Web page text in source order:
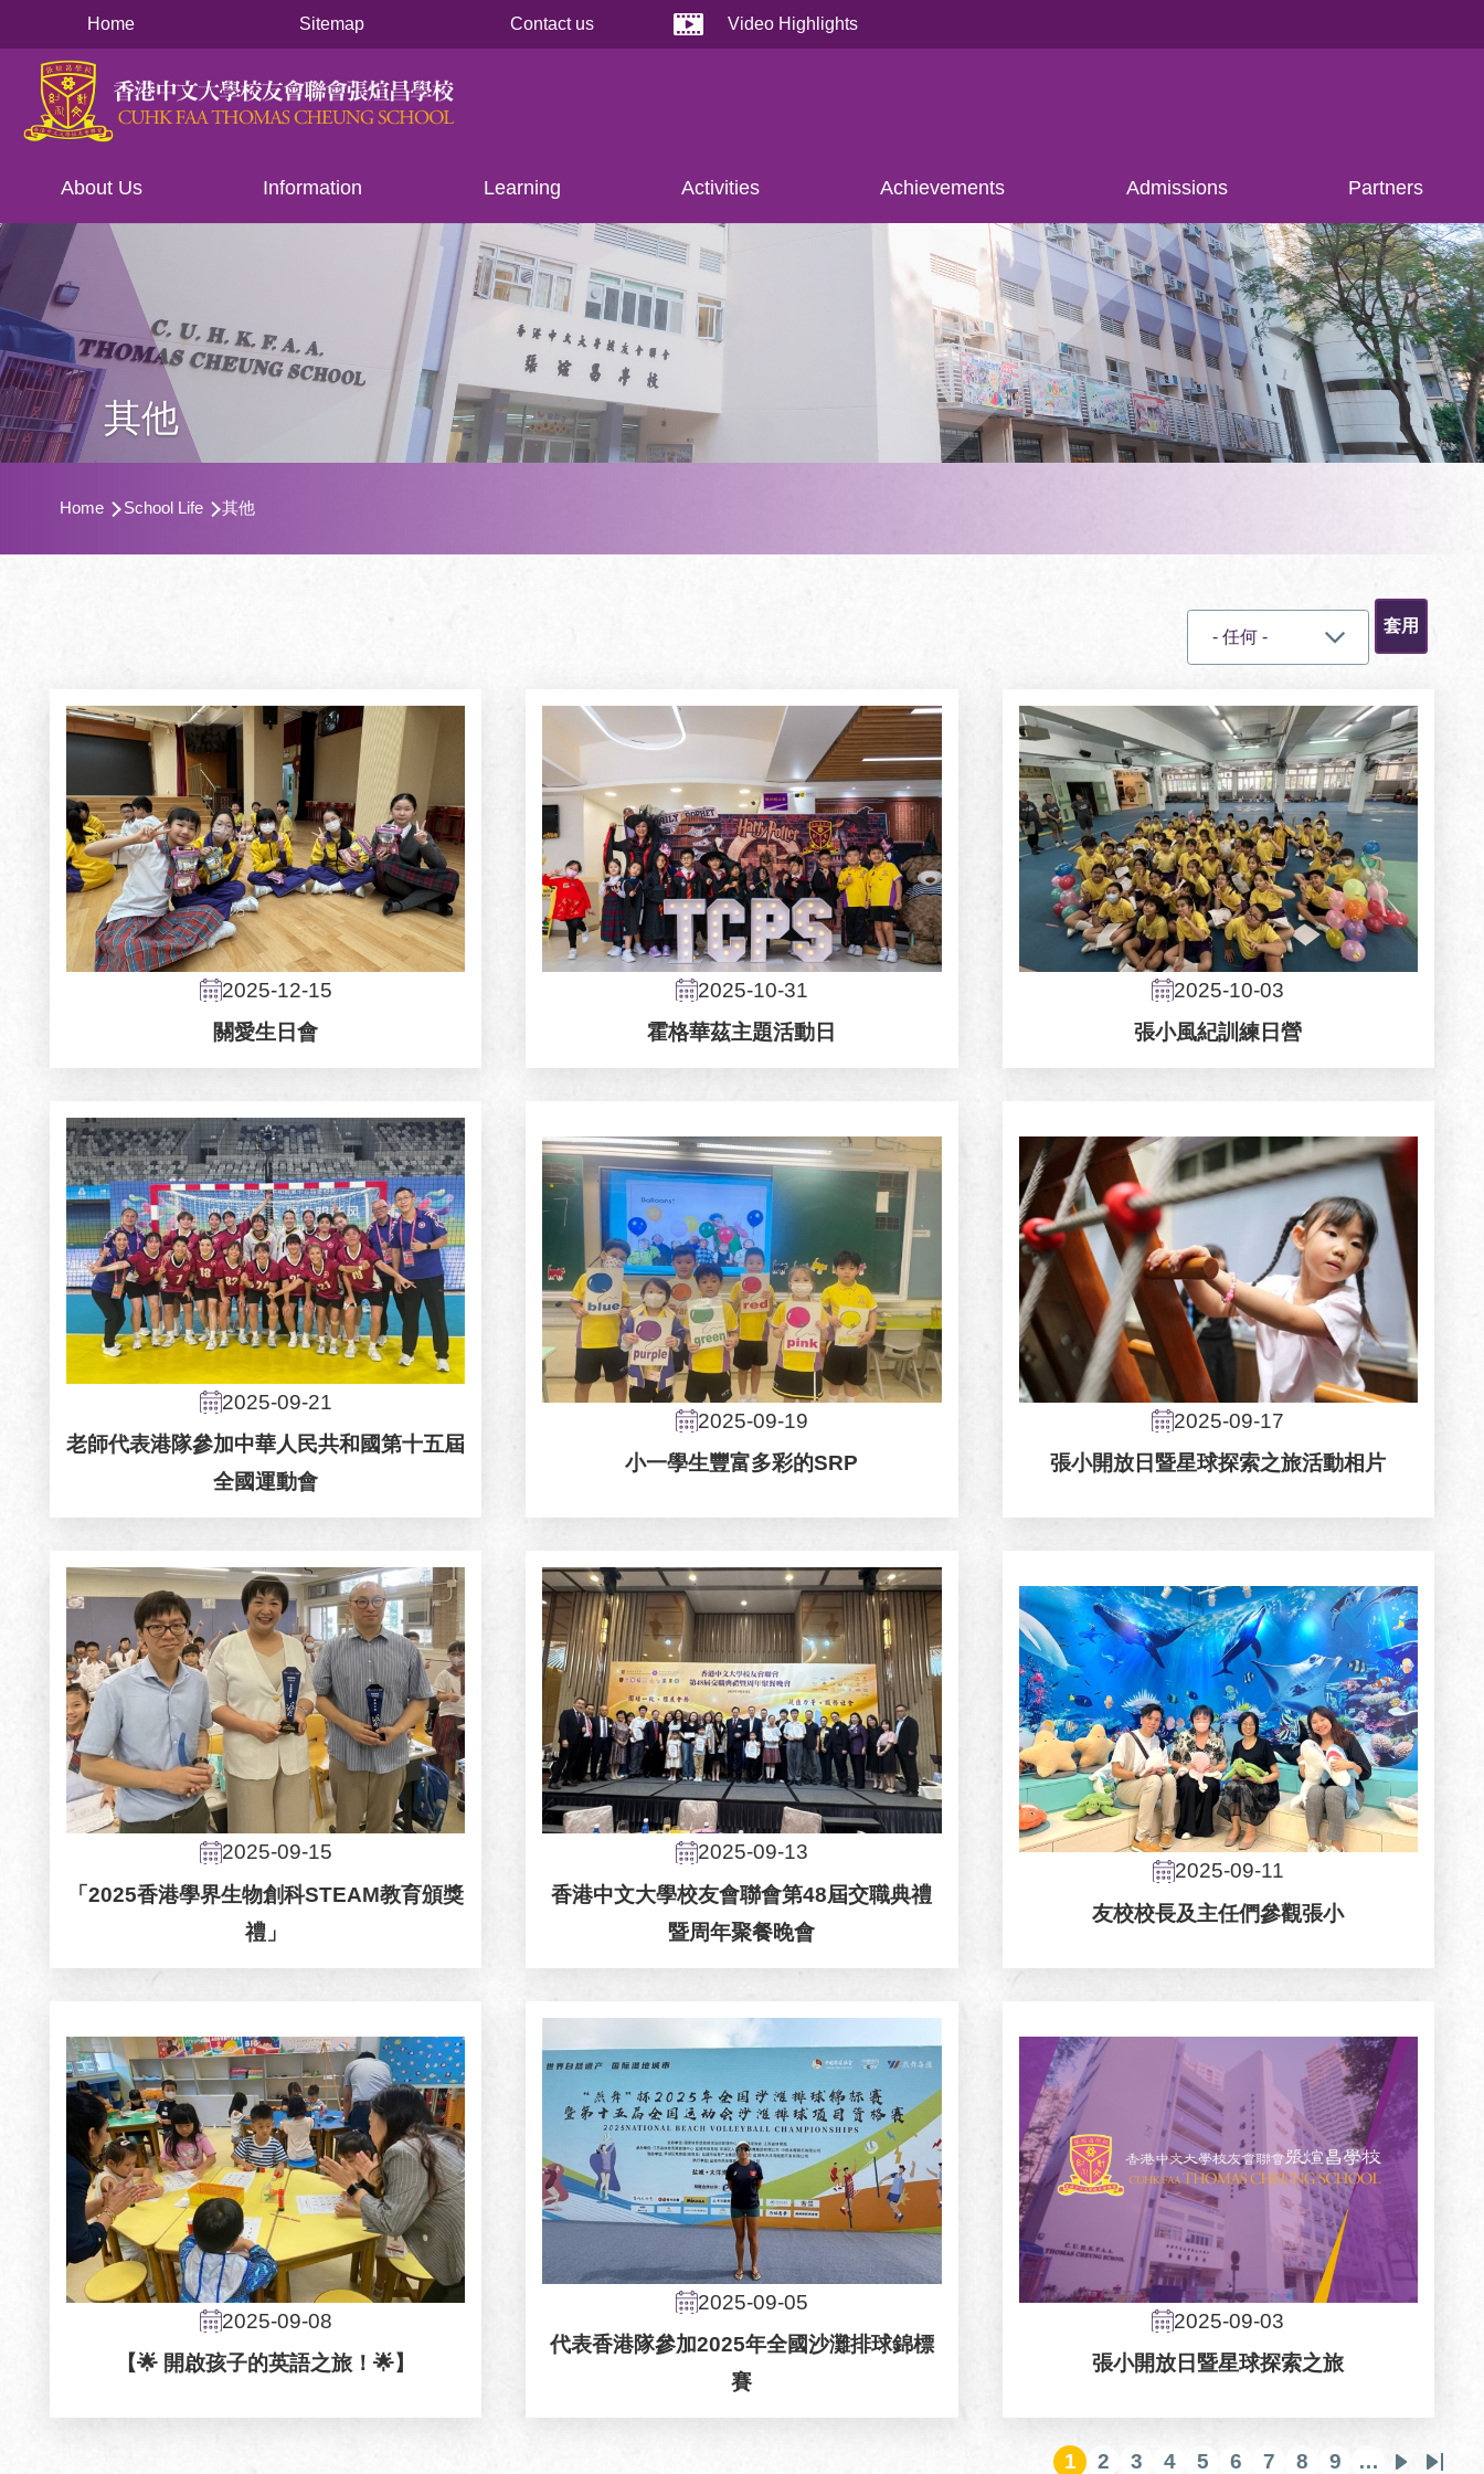
移至主內容
Home Sitemap Contact us Video Highlights
navigation
About Us Information Learning Activities Achievements Admissions Partners
其他
航
連
Home School Life 其他
2025-12-15
關愛生日會
2025-10-31
霍格華茲主題活動日
2025-10-03
張小風紀訓練日營
2025-09-21
老師代表港隊參加中華人民共和國第十五屆
全國運動會
2025-09-19
小一學生豐富多彩的SRP
2025-09-17
張小開放日暨星球探索之旅活動相片
2025-09-15
「2025香港學界生物創科STEAM教育頒獎
禮」
2025-09-13
香港中文大學校友會聯會第48屆交職典禮
暨周年聚餐晚會
2025-09-11
友校校長及主任們參觀張小
2025-09-08
【🌟 開啟孩子的英語之旅！🌟】
2025-09-05
代表香港隊參加2025年全國沙灘排球錦標
賽
2025-09-03
張小開放日暨星球探索之旅
1 2 3 4 5 6 7 8 9 …